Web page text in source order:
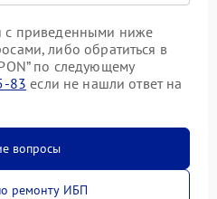
с приведенными ниже
либо обратиться в
по следующему
83 если не нашли ответ на
вопросы
ремонту ИБП